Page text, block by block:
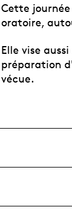
Cette
oratoire,
Elle vise
préparation
vécue.